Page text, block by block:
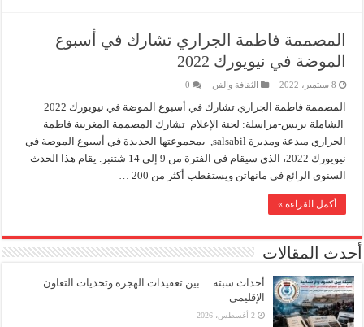
المصممة فاطمة الجراري تشارك في أسبوع
الموضة في نيويورك 2022
8 سبتمبر، 2022 الثقافة والفن 0
المصممة فاطمة الجراري تشارك في أسبوع الموضة في نيويورك 2022
الشاملة بريس-مراسلة: لجنة الإعلام تشارك المصممة المغربية فاطمة
الجراري مبدعة ومديرة salsabil, بمجموعتها الجديدة في أسبوع الموضة في
نيويورك 2022، الذي سيقام في الفترة من 9 إلى 14 شتنبر. يقام هذا الحدث
السنوي الرائع في مانهاتن ويستقطب أكثر من 200 …
أكمل القراءة »
أحدث المقالات
أحداث سبتة… بين تعقيدات الهجرة وتحديات التعاون
الإقليمي
2 أغسطس، 2026